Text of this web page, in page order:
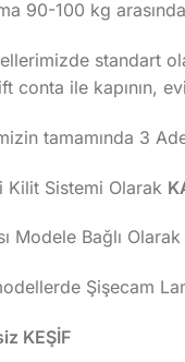
90-100 kg
standart
ile kapının,
tamamında 3
Kilit Sistemi Olarak
Modele Bağlı
Şişecam
KEŞİF